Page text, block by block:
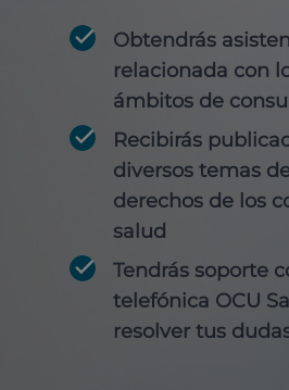
Obtendrás
relacionada con
ámbitos de
Recibirás
diversos temas
derechos de los
salud
Tendrás soporte
telefónica OCU
resolver tus